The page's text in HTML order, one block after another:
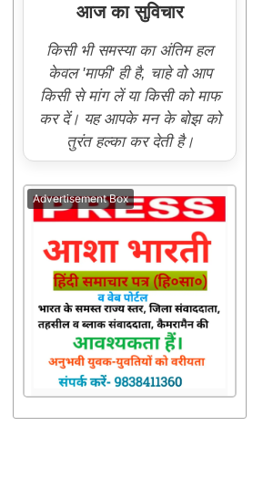
आज का सुविचार
किसी भी समस्या का अंतिम हल
केवल 'माफी' ही है, चाहे वो आप
किसी से मांग लें या किसी को माफ
कर दें। यह आपके मन के बोझ को
तुरंत हल्का कर देती है।
Advertisement Box